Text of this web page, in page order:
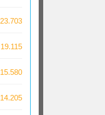
23.703
19.115
15.580
14.205